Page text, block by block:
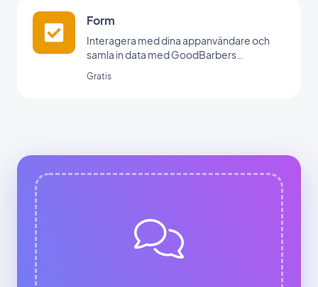
Form
Interagera med dina appanvändare och
samla in data med GoodBarbers
Gratis